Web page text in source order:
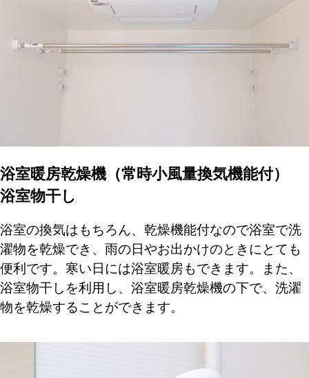
浴室暖房乾燥機（常時小風量換気機能付）
浴室物干し
浴室の換気はもちろん、乾燥機能付なので浴室で洗
濯物を乾燥でき、雨の日やお出かけのときにとても
便利です。寒い日には浴室暖房もできます。また、
浴室物干しを利用し、浴室暖房乾燥機の下で、洗濯
物を乾燥することができます。